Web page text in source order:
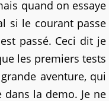
quand on essaye
si le courant passe
passé. Ceci dit je
les premiers tests
aventure, qui
la demo. Je ne